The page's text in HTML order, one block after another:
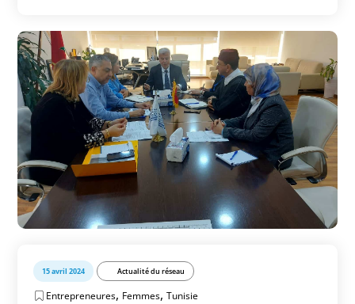
15 avril 2024 Actualité du réseau
Entrepreneures, Femmes,Tunisie